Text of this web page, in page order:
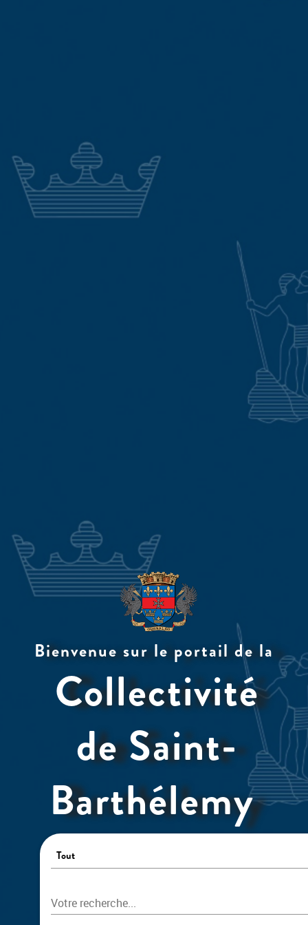
Bienvenue sur le portail de la
Collectivité
de Saint-
Barthélemy
Scenario choices
Tout
Tout
Votre recherche...